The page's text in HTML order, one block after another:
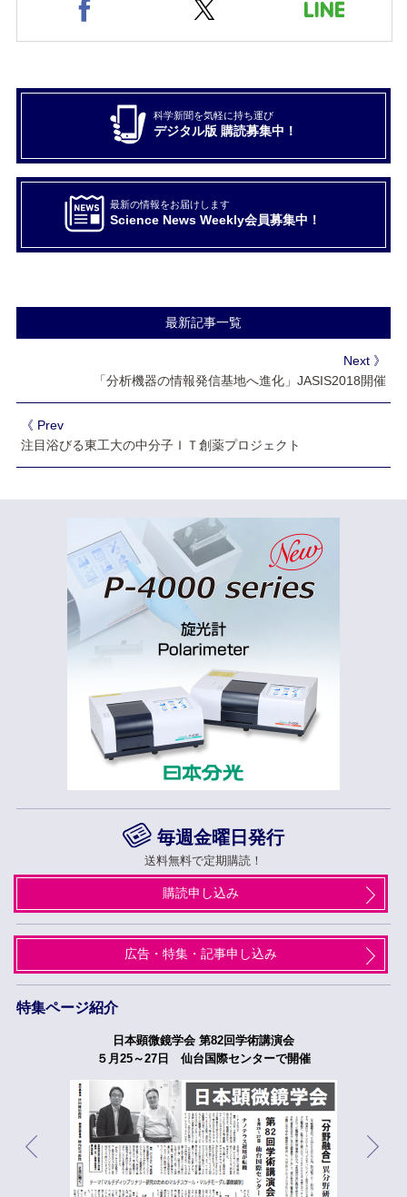
科学新聞を気軽に持ち運び
デジタル版 購読募集中！
最新の情報をお届けします
Science News Weekly会員募集中！
最新記事一覧
Next 》
「分析機器の情報発信基地へ進化」JASIS2018開催
《 Prev
注目浴びる東工大の中分子ＩＴ創薬プロジェクト
毎週金曜日発行
送料無料で定期購読！
購読申し込み
広告・特集・記事申し込み
特集ページ紹介
日本顕微鏡学会 第82回学術講演会
５月25～27日 仙台国際センターで開催